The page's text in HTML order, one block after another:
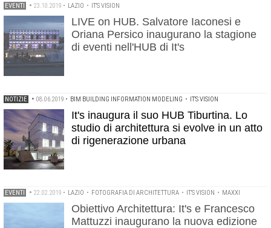
EVENTI • 23.10.2019 • LAZIO • IT'S VISION
LIVE on HUB. Salvatore Iaconesi e
Oriana Persico inaugurano la stagione
di eventi nell'HUB di It's
NOTIZIE • 08.06.2019 • BIM BUILDING INFORMATION MODELING • IT'S VISION
It's inaugura il suo HUB Tiburtina. Lo
studio di architettura si evolve in un atto
di rigenerazione urbana
EVENTI • 22.02.2019 • LAZIO • FOTOGRAFIA DI ARCHITETTURA • IT'S VISION • MAXXI
Obiettivo Architettura: It's e Francesco
Mattuzzi inaugurano la nuova edizione